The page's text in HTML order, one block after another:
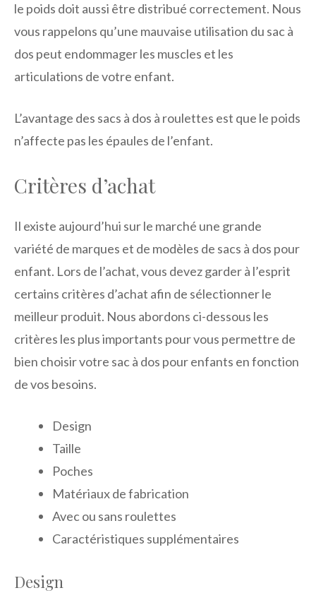
le poids doit aussi être distribué correctement. Nous
vous rappelons qu’une mauvaise utilisation du sac à
dos peut endommager les muscles et les
articulations de votre enfant.
L’avantage des sacs à dos à roulettes est que le poids
n’affecte pas les épaules de l’enfant.
Critères d’achat
Il existe aujourd’hui sur le marché une grande
variété de marques et de modèles de sacs à dos pour
enfant. Lors de l’achat, vous devez garder à l’esprit
certains critères d’achat afin de sélectionner le
meilleur produit. Nous abordons ci-dessous les
critères les plus importants pour vous permettre de
bien choisir votre sac à dos pour enfants en fonction
de vos besoins.
Design
Taille
Poches
Matériaux de fabrication
Avec ou sans roulettes
Caractéristiques supplémentaires
Design